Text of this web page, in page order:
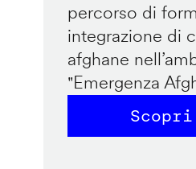
percorso di
integrazione di
afghane
"Emergenza